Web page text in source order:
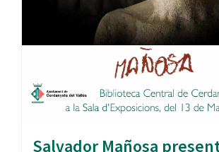
Salvador Mañosa